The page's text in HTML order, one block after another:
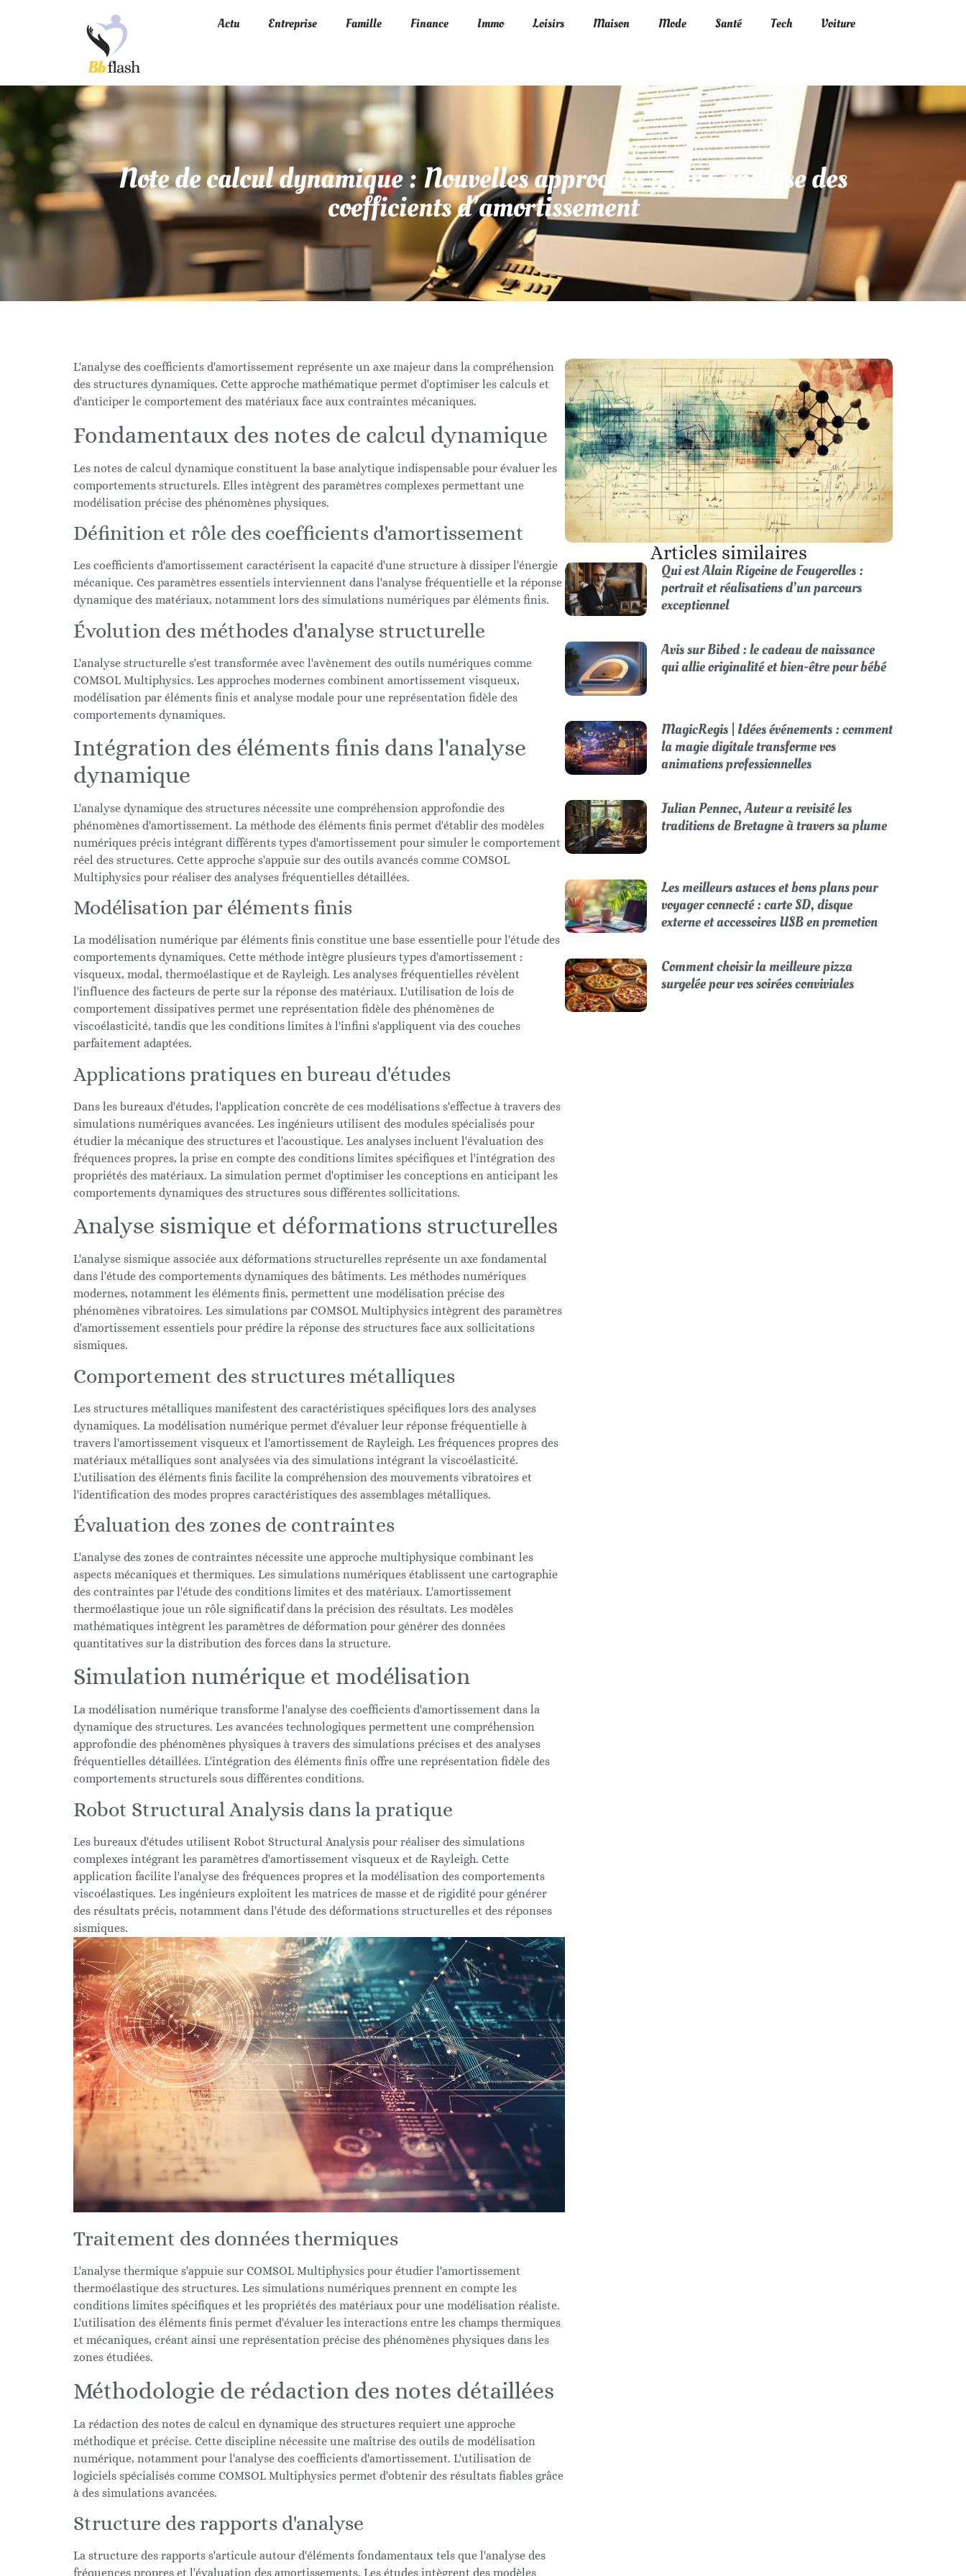
Actu Entreprise Famille Finance Immo Loisirs Maison Mode Santé Tech Voiture
Note de calcul dynamique : Nouvelles approches pour l’analyse des
coefficients d’amortissement
L'analyse des coefficients d'amortissement représente un axe majeur dans la compréhension
des structures dynamiques. Cette approche mathématique permet d'optimiser les calculs et
d'anticiper le comportement des matériaux face aux contraintes mécaniques.
Fondamentaux des notes de calcul dynamique
Les notes de calcul dynamique constituent la base analytique indispensable pour évaluer les
comportements structurels. Elles intègrent des paramètres complexes permettant une
modélisation précise des phénomènes physiques.
Définition et rôle des coefficients d'amortissement
Les coefficients d'amortissement caractérisent la capacité d'une structure à dissiper l'énergie
mécanique. Ces paramètres essentiels interviennent dans l'analyse fréquentielle et la réponse
dynamique des matériaux, notamment lors des simulations numériques par éléments finis.
Évolution des méthodes d'analyse structurelle
L'analyse structurelle s'est transformée avec l'avènement des outils numériques comme
COMSOL Multiphysics. Les approches modernes combinent amortissement visqueux,
modélisation par éléments finis et analyse modale pour une représentation fidèle des
comportements dynamiques.
Intégration des éléments finis dans l'analyse
dynamique
L'analyse dynamique des structures nécessite une compréhension approfondie des
phénomènes d'amortissement. La méthode des éléments finis permet d'établir des modèles
numériques précis intégrant différents types d'amortissement pour simuler le comportement
réel des structures. Cette approche s'appuie sur des outils avancés comme COMSOL
Multiphysics pour réaliser des analyses fréquentielles détaillées.
Modélisation par éléments finis
La modélisation numérique par éléments finis constitue une base essentielle pour l'étude des
comportements dynamiques. Cette méthode intègre plusieurs types d'amortissement :
visqueux, modal, thermoélastique et de Rayleigh. Les analyses fréquentielles révèlent
l'influence des facteurs de perte sur la réponse des matériaux. L'utilisation de lois de
comportement dissipatives permet une représentation fidèle des phénomènes de
viscoélasticité, tandis que les conditions limites à l'infini s'appliquent via des couches
parfaitement adaptées.
Applications pratiques en bureau d'études
Dans les bureaux d'études, l'application concrète de ces modélisations s'effectue à travers des
simulations numériques avancées. Les ingénieurs utilisent des modules spécialisés pour
étudier la mécanique des structures et l'acoustique. Les analyses incluent l'évaluation des
fréquences propres, la prise en compte des conditions limites spécifiques et l'intégration des
propriétés des matériaux. La simulation permet d'optimiser les conceptions en anticipant les
comportements dynamiques des structures sous différentes sollicitations.
Analyse sismique et déformations structurelles
L'analyse sismique associée aux déformations structurelles représente un axe fondamental
dans l'étude des comportements dynamiques des bâtiments. Les méthodes numériques
modernes, notamment les éléments finis, permettent une modélisation précise des
phénomènes vibratoires. Les simulations par COMSOL Multiphysics intègrent des paramètres
d'amortissement essentiels pour prédire la réponse des structures face aux sollicitations
sismiques.
Comportement des structures métalliques
Les structures métalliques manifestent des caractéristiques spécifiques lors des analyses
dynamiques. La modélisation numérique permet d'évaluer leur réponse fréquentielle à
travers l'amortissement visqueux et l'amortissement de Rayleigh. Les fréquences propres des
matériaux métalliques sont analysées via des simulations intégrant la viscoélasticité.
L'utilisation des éléments finis facilite la compréhension des mouvements vibratoires et
l'identification des modes propres caractéristiques des assemblages métalliques.
Évaluation des zones de contraintes
L'analyse des zones de contraintes nécessite une approche multiphysique combinant les
aspects mécaniques et thermiques. Les simulations numériques établissent une cartographie
des contraintes par l'étude des conditions limites et des matériaux. L'amortissement
thermoélastique joue un rôle significatif dans la précision des résultats. Les modèles
mathématiques intègrent les paramètres de déformation pour générer des données
quantitatives sur la distribution des forces dans la structure.
Simulation numérique et modélisation
La modélisation numérique transforme l'analyse des coefficients d'amortissement dans la
dynamique des structures. Les avancées technologiques permettent une compréhension
approfondie des phénomènes physiques à travers des simulations précises et des analyses
fréquentielles détaillées. L'intégration des éléments finis offre une représentation fidèle des
comportements structurels sous différentes conditions.
Robot Structural Analysis dans la pratique
Les bureaux d'études utilisent Robot Structural Analysis pour réaliser des simulations
complexes intégrant les paramètres d'amortissement visqueux et de Rayleigh. Cette
application facilite l'analyse des fréquences propres et la modélisation des comportements
viscoélastiques. Les ingénieurs exploitent les matrices de masse et de rigidité pour générer
des résultats précis, notamment dans l'étude des déformations structurelles et des réponses
sismiques.
Traitement des données thermiques
L'analyse thermique s'appuie sur COMSOL Multiphysics pour étudier l'amortissement
thermoélastique des structures. Les simulations numériques prennent en compte les
conditions limites spécifiques et les propriétés des matériaux pour une modélisation réaliste.
L'utilisation des éléments finis permet d'évaluer les interactions entre les champs thermiques
et mécaniques, créant ainsi une représentation précise des phénomènes physiques dans les
zones étudiées.
Méthodologie de rédaction des notes détaillées
La rédaction des notes de calcul en dynamique des structures requiert une approche
méthodique et précise. Cette discipline nécessite une maîtrise des outils de modélisation
numérique, notamment pour l'analyse des coefficients d'amortissement. L'utilisation de
logiciels spécialisés comme COMSOL Multiphysics permet d'obtenir des résultats fiables grâce
à des simulations avancées.
Structure des rapports d'analyse
La structure des rapports s'articule autour d'éléments fondamentaux tels que l'analyse des
fréquences propres et l'évaluation des amortissements. Les études intègrent des modèles
Articles similaires
Qui est Alain Rigoine de Fougerolles :
portrait et réalisations d’un parcours
exceptionnel
Avis sur Bibed : le cadeau de naissance
qui allie originalité et bien-être pour bébé
MagicRegis | Idées événements : comment
la magie digitale transforme vos
animations professionnelles
Julian Pennec, Auteur a revisité les
traditions de Bretagne à travers sa plume
Les meilleurs astuces et bons plans pour
voyager connecté : carte SD, disque
externe et accessoires USB en promotion
Comment choisir la meilleure pizza
surgelée pour vos soirées conviviales